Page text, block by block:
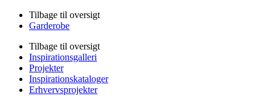
Tilbage til oversigt
Garderobe
Tilbage til oversigt
Inspirationsgalleri
Projekter
Inspirationskataloger
Erhvervsprojekter